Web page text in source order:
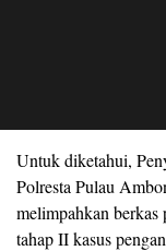
Untuk diketahui,
Polresta Pulau
melimpahkan berkas
tahap II kasus